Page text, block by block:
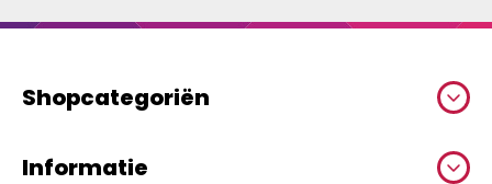
Shopcategoriën
Informatie